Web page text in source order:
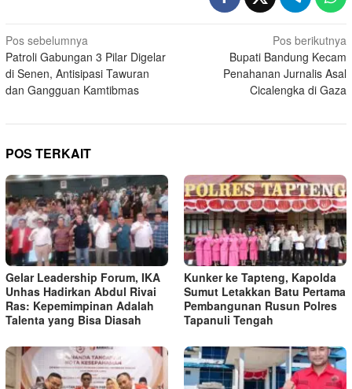
Navigasi
pos
Pos sebelumnya
Patroli Gabungan 3 Pilar Digelar
di Senen, Antisipasi Tawuran
dan Gangguan Kamtibmas
Pos berikutnya
Bupati Bandung Kecam
Penahanan Jurnalis Asal
Cicalengka di Gaza
POS TERKAIT
Gelar Leadership Forum, IKA
Unhas Hadirkan Abdul Rivai
Ras: Kepemimpinan Adalah
Talenta yang Bisa Diasah
Kunker ke Tapteng, Kapolda
Sumut Letakkan Batu Pertama
Pembangunan Rusun Polres
Tapanuli Tengah